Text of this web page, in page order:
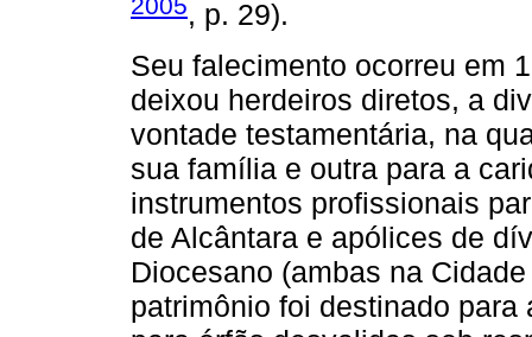
2005, p. 29).
Seu falecimento ocorreu em
deixou herdeiros diretos, a
vontade testamentária, na
sua família e outra para a
instrumentos profissionais
de Alcântara e apólices de
Diocesano (ambas na
patrimônio foi destinado